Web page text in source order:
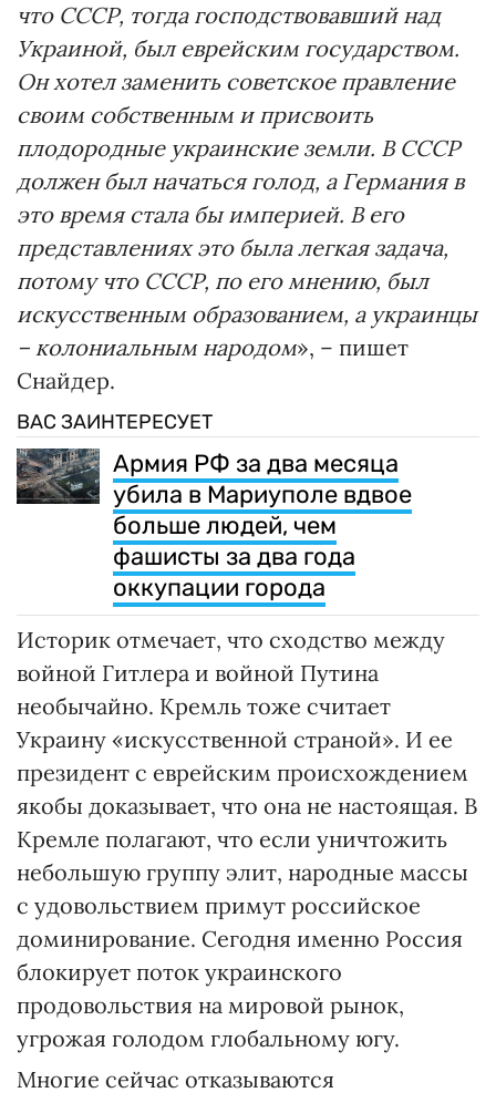
что СССР, тогда господствовавший над
Украиной, был еврейским государством.
Он хотел заменить советское правление
своим собственным и присвоить
плодородные украинские земли. В СССР
должен был начаться голод, а Германия в
это время стала бы империей. В его
представлениях это была легкая задача,
потому что СССР, по его мнению, был
искусственным образованием, а украинцы
– колониальным народом», – пишет
Снайдер.
ВАС ЗАИНТЕРЕСУЕТ
Армия РФ за два месяца
убила в Мариуполе вдвое
больше людей, чем
фашисты за два года
оккупации города
Историк отмечает, что сходство между
войной Гитлера и войной Путина
необычайно. Кремль тоже считает
Украину «искусственной страной». И ее
президент с еврейским происхождением
якобы доказывает, что она не настоящая. В
Кремле полагают, что если уничтожить
небольшую группу элит, народные массы
с удовольствием примут российское
доминирование. Сегодня именно Россия
блокирует поток украинского
продовольствия на мировой рынок,
угрожая голодом глобальному югу.
Многие сейчас отказываются